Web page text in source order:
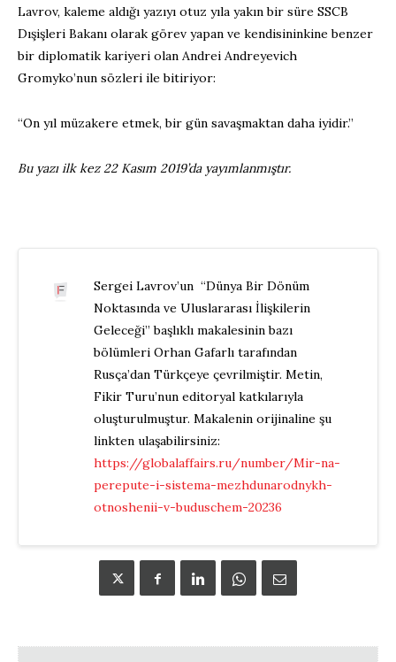
Lavrov, kaleme aldığı yazıyı otuz yıla yakın bir süre SSCB
Dışişleri Bakanı olarak görev yapan ve kendisininkine benzer
bir diplomatik kariyeri olan Andrei Andreyevich
Gromyko’nun sözleri ile bitiriyor:
“On yıl müzakere etmek, bir gün savaşmaktan daha iyidir.”
Bu yazı ilk kez 22 Kasım 2019’da yayımlanmıştır.
Sergei Lavrov’un “Dünya Bir Dönüm
Noktasında ve Uluslararası İlişkilerin
Geleceği” başlıklı makalesinin bazı
bölümleri Orhan Gafarlı tarafından
Rusça’dan Türkçeye çevrilmiştir. Metin,
Fikir Turu’nun editoryal katkılarıyla
oluşturulmuştur. Makalenin orijinaline şu
linkten ulaşabilirsiniz:
https://globalaffairs.ru/number/Mir-na-
perepute-i-sistema-mezhdunarodnykh-
otnoshenii-v-buduschem-20236